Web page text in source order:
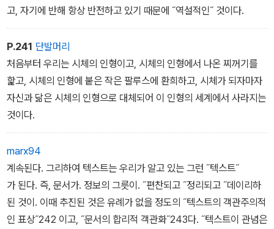
고, 자기에 반해 항상 반전하고 있기 때문에 ˝역설적인˝ 것이다.
P.241 단발머리
처음부터 우리는 시체의 인형이고, 시체의 인형에서 나온 찌꺼기를
핥고, 시체의 인형에 붙은 작은 팔루스에 환희하고, 시체가 되자마자
자신과 닮은 시체의 인형으로 대체되어 이 인형의 세계에서 사라지는
것이다.
marx94
계속된다. 그리하여 텍스트는 우리가 알고 있는 그런 ˝텍스트˝
가 된다. 즉, 문서가. 정보의 그릇이. ˝편찬되고 ˝정리되고 ˝데이리하
된 것이. 이때 추진된 것은 유례가 없을 정도의 ˝텍스트의 객관주의적
인 표상˝242 이고, ˝문서의 합리적 객관화˝243다. ˝텍스트이 관념은